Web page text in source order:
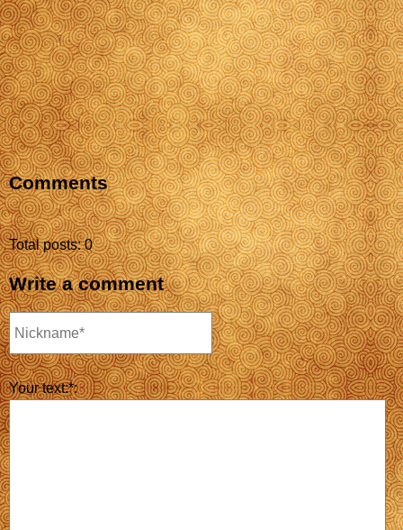
Comments
Total posts: 0
Write a comment
Your text:*: